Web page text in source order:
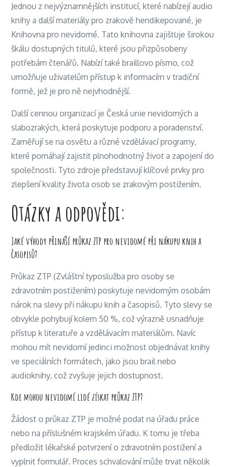
Jednou z nejvýznamnějších institucí, které nabízejí audio
knihy a další materiály pro zrakově hendikepované, je
Knihovna pro nevidomé. Tato knihovna zajišťuje širokou
škálu dostupných titulů, které jsou přizpůsobeny
potřebám čtenářů. Nabízí také braillovo písmo, což
umožňuje uživatelům přístup k informacím v tradiční
formě, jež je pro ně nejvhodnější.
Další cennou organizací je Česká unie nevidomých a
slabozrakých, která poskytuje podporu a poradenství.
Zaměřují se na osvětu a různé vzdělávací programy,
které pomáhají zajistit plnohodnotný život a zapojení do
společnosti. Tyto zdroje představují klíčové prvky pro
zlepšení kvality života osob se zrakovým postižením.
Otázky a odpovědi:
Jaké výhody přináší průkaz ZTP pro nevidomé při nákupu knih a
časopisů?
Průkaz ZTP (Zvláštní typoslužba pro osoby se
zdravotním postižením) poskytuje nevidomým osobám
nárok na slevy při nákupu knih a časopisů. Tyto slevy se
obvykle pohybují kolem 50 %, což výrazně usnadňuje
přístup k literatuře a vzdělávacím materiálům. Navíc
mohou mít nevidomí jedinci možnost objednávat knihy
ve speciálních formátech, jako jsou brail nebo
audioknihy, což zvyšuje jejich dostupnost.
Kde mohou nevidomí lidé získat průkaz ZTP?
Žádost o průkaz ZTP je možné podat na úřadu práce
nebo na příslušném krajském úřadu. K tomu je třeba
předložit lékařské potvrzení o zdravotním postižení a
vyplnit formulář. Proces schvalování může trvat několik